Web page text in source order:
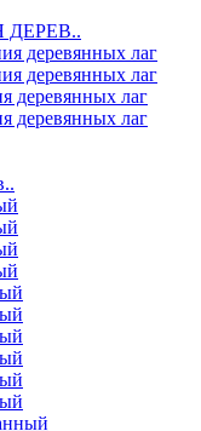
деревянных лаг
деревянных лаг
деревянных лаг
деревянных лаг